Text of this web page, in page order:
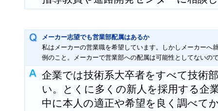
メーカー志望でも営業部配属はあるか
私はメーカーの営業職を希望しています。しかしメーカーへ
例のこと。メーカーで営業部への配属は可能性としてないの
企業では技術系大卒者をすべて技術
い。とくに多くの新人を採用する企
中に本人の適正や希望を良く調べて